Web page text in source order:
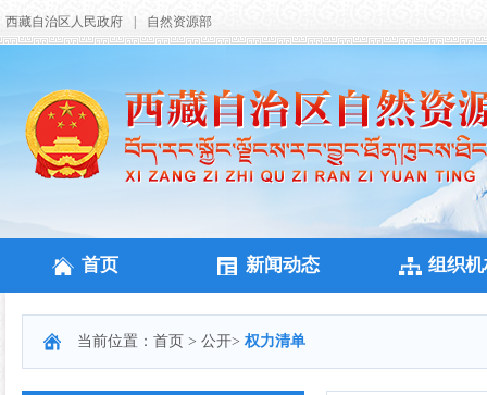
西藏自治区人民政府 自然资源部
首页 新闻动态 组织
当前位置： 首页 > 公开> 权力清单